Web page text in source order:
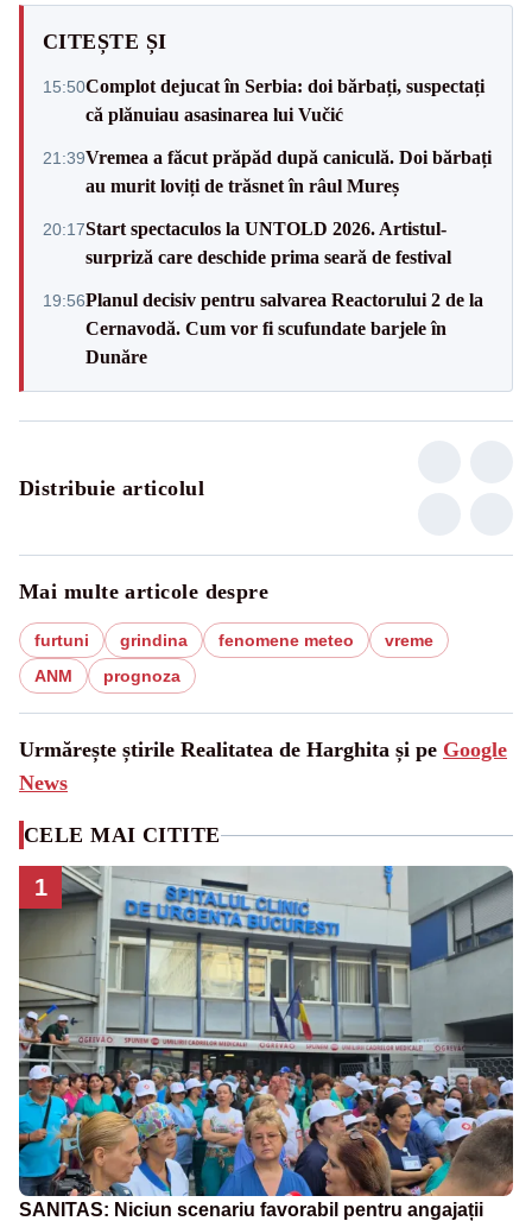
CITEȘTE ȘI
15:50Complot dejucat în Serbia: doi bărbați, suspectați
că plănuiau asasinarea lui Vučić
21:39Vremea a făcut prăpăd după caniculă. Doi bărbați
au murit loviți de trăsnet în râul Mureș
20:17Start spectaculos la UNTOLD 2026. Artistul-
surpriză care deschide prima seară de festival
19:56Planul decisiv pentru salvarea Reactorului 2 de la
Cernavodă. Cum vor fi scufundate barjele în
Dunăre
Distribuie articolul
Mai multe articole despre
furtuni grindina fenomene meteo
vreme
ANM
prognoza
Urmărește știrile Realitatea de Harghita și pe Google
News
CELE MAI CITITE
1
SANITAS: Niciun scenariu favorabil pentru angajații